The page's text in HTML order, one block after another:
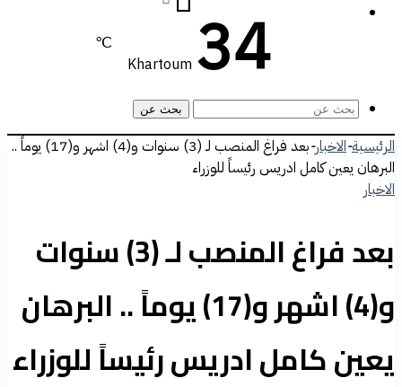
Khartoum 34
℃
بحث عن
الرئيسية-الاخبار-
بعد فراغ المنصب لـ (3) سنوات و(4) اشهر و(17) يوماً ..
البرهان يعين كامل ادريس رئيساً للوزراء
الاخبار
بعد فراغ المنصب لـ (3) سنوات
و(4) اشهر و(17) يوماً .. البرهان
يعين كامل ادريس رئيساً للوزراء